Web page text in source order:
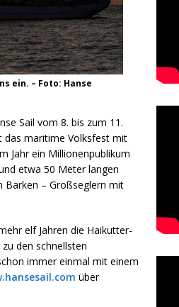
ein. – Foto: Hanse
Sail vom 8. bis zum 11.
maritime Volksfest mit
Jahr ein Millionenpublikum
etwa 50 Meter langen
Barken – Großseglern mit
elf Jahren die Haikutter-
den schnellsten
immer einmal mit einem
über